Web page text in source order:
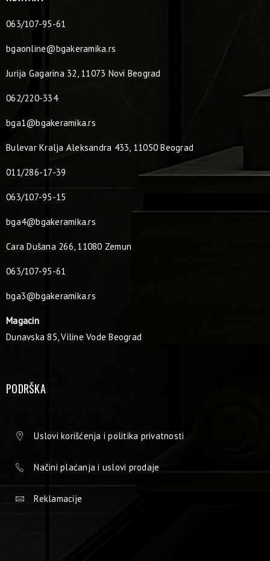
063/107-95-61
bgaonline@bgakeramika.rs
Jurija Gagarina 32, 11073 Novi Beograd
062/220-334
bga1@bgakeramika.rs
Bulevar Kralja Aleksandra 433, 11050 Beograd
011/286-17-39
063/107-95-15
bga4@bgakeramika.rs
Cara Dušana 266, 11080 Zemun
063/107-95-61
bga3@bgakeramika.rs
Magacin
Dunavska 85, Viline Vode Beograd
PODRŠKA
Uslovi korišćenja i politika privatnosti
Načini plaćanja i uslovi prodaje
Reklamacije